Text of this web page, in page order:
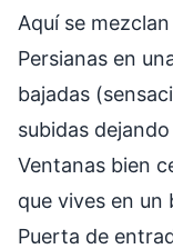
Aquí se
Persianas en
bajadas
subidas
Ventanas bien
que vives en un
Puerta de